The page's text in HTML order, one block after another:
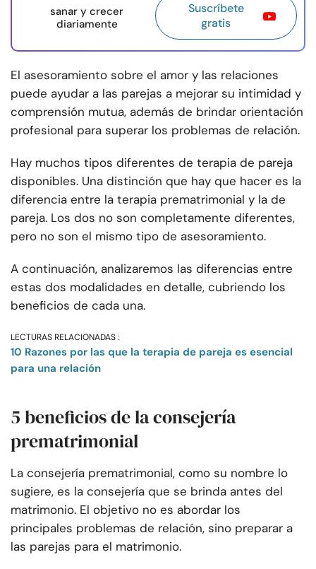
sanar y crecer
diariamente
Suscríbete
gratis
El asesoramiento sobre el amor y las relaciones
puede ayudar a las parejas a mejorar su intimidad y
comprensión mutua, además de brindar orientación
profesional para superar los problemas de relación.
Hay muchos tipos diferentes de terapia de pareja
disponibles. Una distinción que hay que hacer es la
diferencia entre la terapia prematrimonial y la de
pareja. Los dos no son completamente diferentes,
pero no son el mismo tipo de asesoramiento.
A continuación, analizaremos las diferencias entre
estas dos modalidades en detalle, cubriendo los
beneficios de cada una.
LECTURAS RELACIONADAS :
10 Razones por las que la terapia de pareja es esencial
para una relación
5 beneficios de la consejería
prematrimonial
La consejería prematrimonial, como su nombre lo
sugiere, es la consejería que se brinda antes del
matrimonio. El objetivo no es abordar los
principales problemas de relación, sino preparar a
las parejas para el matrimonio.